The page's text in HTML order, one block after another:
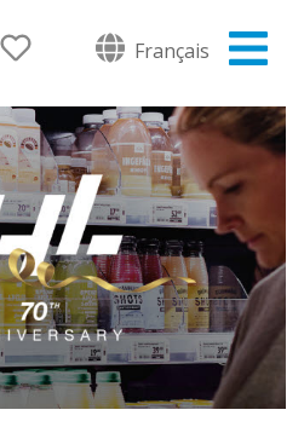
Français